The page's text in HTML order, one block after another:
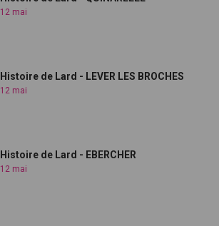
12 mai
Histoire de Lard - LEVER LES BROCHES
12 mai
Histoire de Lard - EBERCHER
12 mai